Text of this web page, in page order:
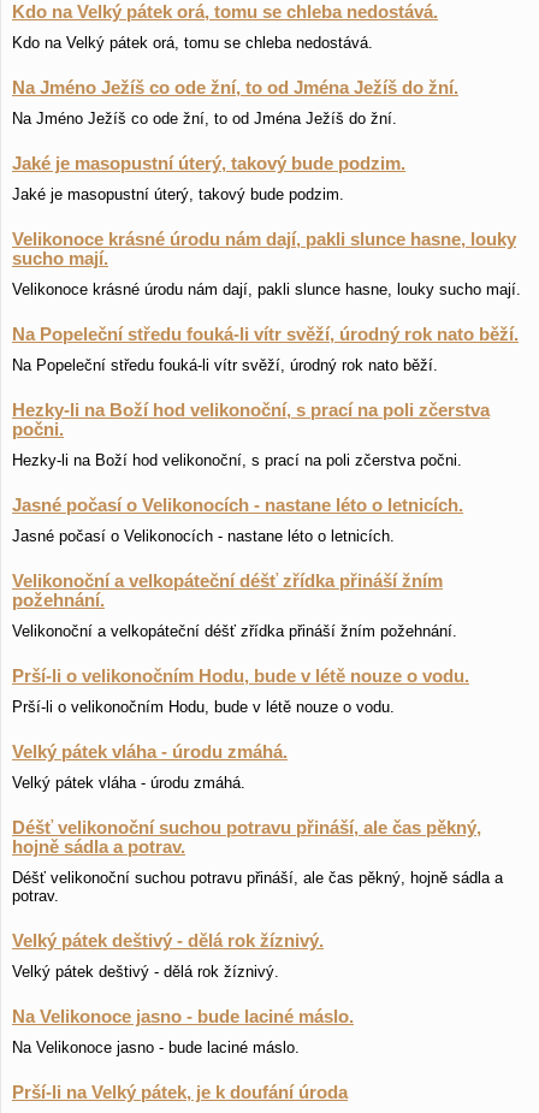
Kdo na Velký pátek orá, tomu se chleba nedostává.
Kdo na Velký pátek orá, tomu se chleba nedostává.
Na Jméno Ježíš co ode žní, to od Jména Ježíš do žní.
Na Jméno Ježíš co ode žní, to od Jména Ježíš do žní.
Jaké je masopustní úterý, takový bude podzim.
Jaké je masopustní úterý, takový bude podzim.
Velikonoce krásné úrodu nám dají, pakli slunce hasne, louky
sucho mají.
Velikonoce krásné úrodu nám dají, pakli slunce hasne, louky sucho mají.
Na Popeleční středu fouká-li vítr svěží, úrodný rok nato běží.
Na Popeleční středu fouká-li vítr svěží, úrodný rok nato běží.
Hezky-li na Boží hod velikonoční, s prací na poli zčerstva
počni.
Hezky-li na Boží hod velikonoční, s prací na poli zčerstva počni.
Jasné počasí o Velikonocích - nastane léto o letnicích.
Jasné počasí o Velikonocích - nastane léto o letnicích.
Velikonoční a velkopáteční déšť zřídka přináší žním
požehnání.
Velikonoční a velkopáteční déšť zřídka přináší žním požehnání.
Prší-li o velikonočním Hodu, bude v létě nouze o vodu.
Prší-li o velikonočním Hodu, bude v létě nouze o vodu.
Velký pátek vláha - úrodu zmáhá.
Velký pátek vláha - úrodu zmáhá.
Déšť velikonoční suchou potravu přináší, ale čas pěkný,
hojně sádla a potrav.
Déšť velikonoční suchou potravu přináší, ale čas pěkný, hojně sádla a
potrav.
Velký pátek deštivý - dělá rok žíznivý.
Velký pátek deštivý - dělá rok žíznivý.
Na Velikonoce jasno - bude laciné máslo.
Na Velikonoce jasno - bude laciné máslo.
Prší-li na Velký pátek, je k doufání úroda